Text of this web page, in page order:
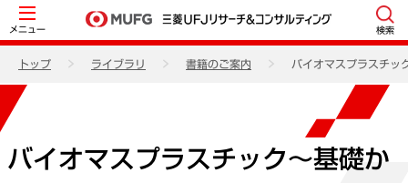
メニュー 検索
トップ ライブラリ 書籍のご案内 バイオマスプラスチッ
バイオマスプラスチック～基礎か